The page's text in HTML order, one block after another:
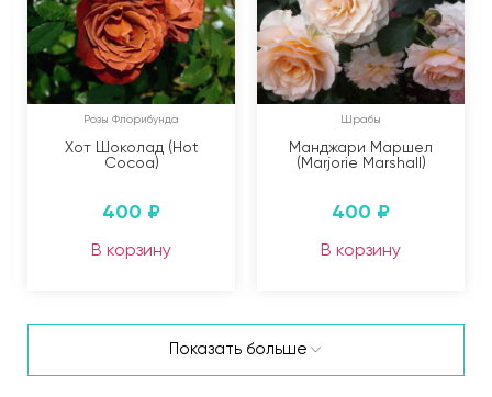
Розы Флорибунда
Хот Шоколад (Hot
Cocoa)
400 ₽
В корзину
Шрабы
Манджари Маршел
(Marjorie Marshall)
400 ₽
В корзину
Показать больше